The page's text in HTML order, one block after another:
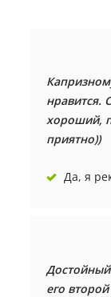
нравится.
хороший,
приятно))
Да, я
его